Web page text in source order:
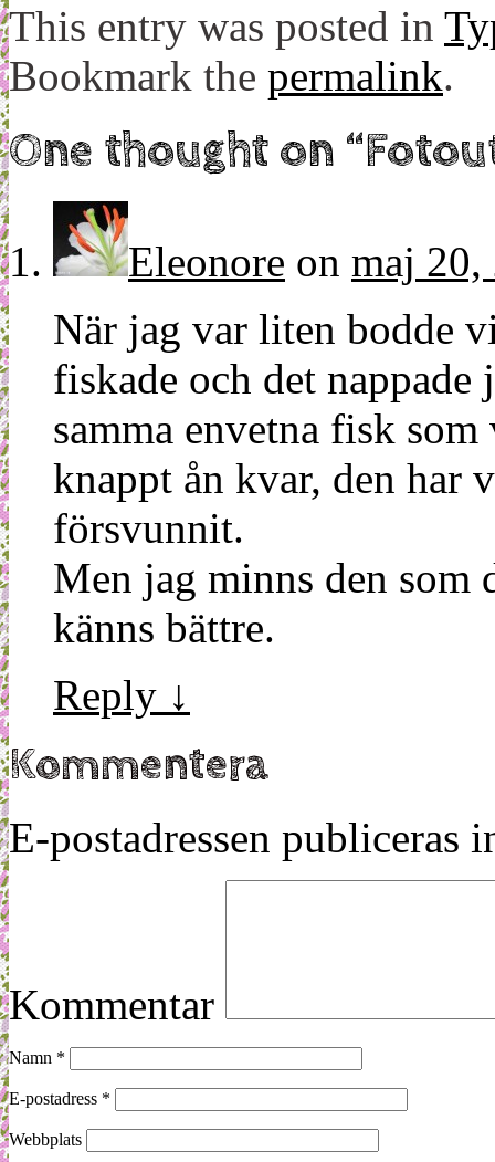
This entry was posted in
Bookmark the permalink.
One thought on “
Eleonore on maj 20,
När jag var liten bodde
fiskade och det
samma envetna fisk
knappt ån kvar, den har
försvunnit.
Men jag minns den som
känns bättre.
Reply ↓
Kommentera
E-postadressen publiceras
Kommentar
Namn *
E-postadress *
Webbplats